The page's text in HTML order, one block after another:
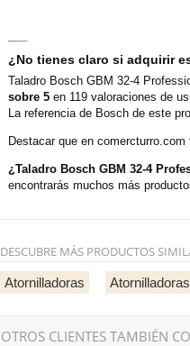
¿No tienes claro si adquirir
Taladro Bosch GBM 32-4
sobre 5 en 119 valoraciones de
La referencia de Bosch de este
Destacar que en
¿Taladro Bosch GBM 32-4
encontrarás muchos más
DESCUBRE MÁS PRODUCTOS
Atornilladoras
OTROS CLIENTES TAMBIÉN